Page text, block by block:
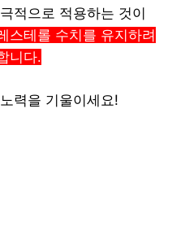
적으로 적용하는 것이
스테롤 수치를 유지하려
니다.
력을 기울이세요!